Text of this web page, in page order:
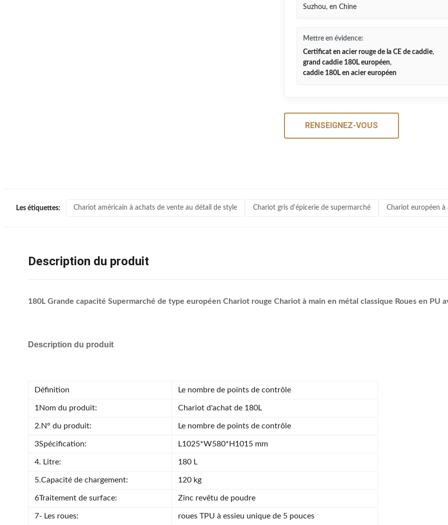
Suzhou, en Chine
Mettre en évidence:
Certificat en acier rouge de la CE de caddie,
grand caddie 180L européen,
caddie 180L en acier européen
RENSEIGNEZ-VOUS
Les étiquettes: Chariot américain à achats de vente au détail de style Chariot gris d'épicerie de supermarché Chariot européen à
Description du produit
180L Grande capacité Supermarché de type européen Chariot rouge Chariot à main en métal classique Roues en PU
Description du produit
Définition Le nombre de points de contrôle
1Nom du produit: Chariot d'achat de 180L
2.N° du produit: Le nombre de points de contrôle
3Spécification: L1025*W580*H1015 mm
4. Litre: 180 L
5.Capacité de chargement: 120 kg
6Traitement de surface: Zinc revêtu de poudre
7- Les roues: roues TPU à essieu unique de 5 pouces